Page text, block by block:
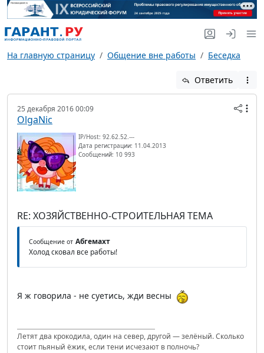
На главную страницу Общение вне работы Беседка
Ответить
25 декабря 2016 00:09
OlgaNic
IP/Host: 92.62.52.---
Дата регистрации: 11.04.2013
Сообщений: 10 993
RE: ХОЗЯЙСТВЕННО-СТРОИТЕЛЬНАЯ ТЕМА
Сообщение от Абгемахт
Холод сковал все работы!
Я ж говорила - не суетись, жди весны
Летят два крокодила, один на север, другой — зелёный. Сколько
стоит пьяный ёжик, если тени исчезают в полночь?